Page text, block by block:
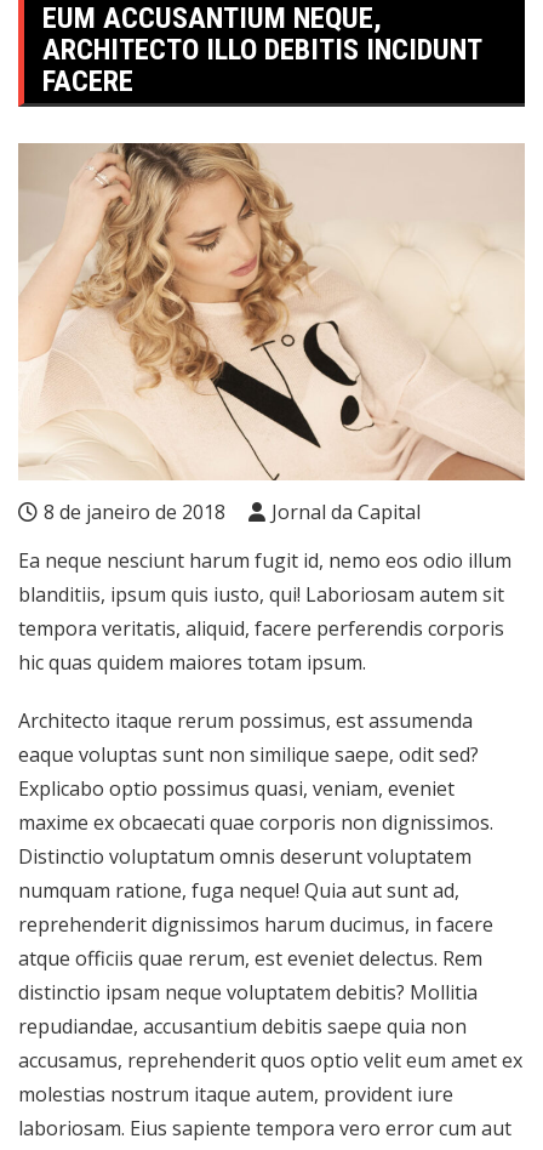
EUM ACCUSANTIUM NEQUE,
ARCHITECTO ILLO DEBITIS INCIDUNT
FACERE
8 de janeiro de 2018
Jornal da Capital
Ea neque nesciunt harum fugit id, nemo eos odio illum
blanditiis, ipsum quis iusto, qui! Laboriosam autem sit
tempora veritatis, aliquid, facere perferendis corporis
hic quas quidem maiores totam ipsum.
Architecto itaque rerum possimus, est assumenda
eaque voluptas sunt non similique saepe, odit sed?
Explicabo optio possimus quasi, veniam, eveniet
maxime ex obcaecati quae corporis non dignissimos.
Distinctio voluptatum omnis deserunt voluptatem
numquam ratione, fuga neque! Quia aut sunt ad,
reprehenderit dignissimos harum ducimus, in facere
atque officiis quae rerum, est eveniet delectus. Rem
distinctio ipsam neque voluptatem debitis? Mollitia
repudiandae, accusantium debitis saepe quia non
accusamus, reprehenderit quos optio velit eum amet ex
molestias nostrum itaque autem, provident iure
laboriosam. Eius sapiente tempora vero error cum aut